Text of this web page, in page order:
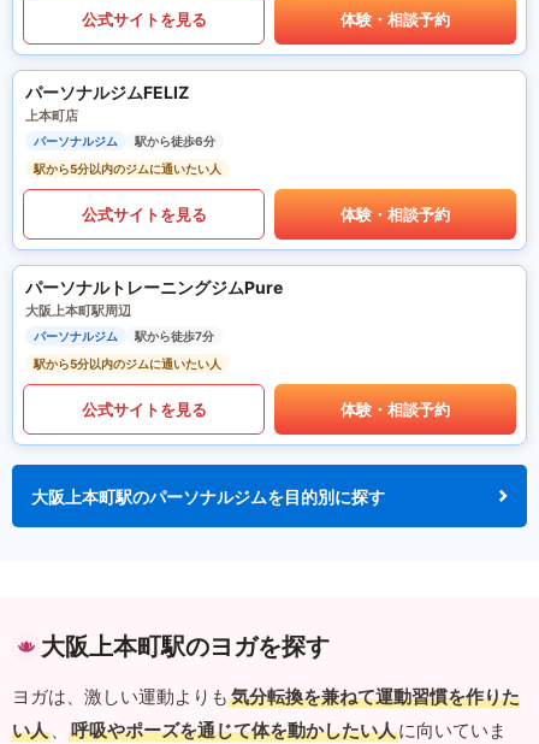
公式サイトを見る 体験・相談予約
パーソナルジムFELIZ
上本町店
パーソナルジム
駅から徒歩6分
駅から5分以内のジムに通いたい人
公式サイトを見る 体験・相談予約
パーソナルトレーニングジムPure
大阪上本町駅周辺
パーソナルジム
駅から徒歩7分
駅から5分以内のジムに通いたい人
公式サイトを見る 体験・相談予約
大阪上本町駅のパーソナルジムを目的別に探す
大阪上本町駅のヨガを探す
ヨガは、激しい運動よりも 気分転換を兼ねて運動習慣を作りた
い人 、 呼吸やポーズを通じて体を動かしたい人に向いていま